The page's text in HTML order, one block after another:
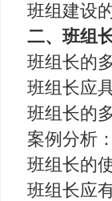
班组建设
二、班组
班组长的
班组长应
班组长的
案例分析
班组长的
班组长应